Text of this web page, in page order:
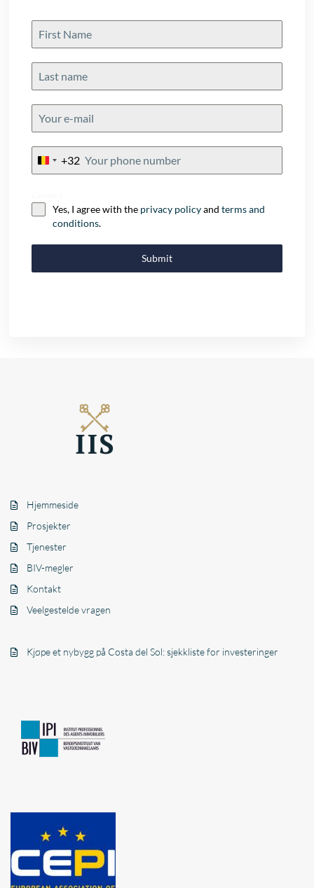
Belgium
+32
Yes, I agree with the privacy policyandterms and
conditions.
Submit
Hjemmeside
Prosjekter
Tjenester
BIV-megler
Kontakt
Veelgestelde vragen
Kjøpe et nybygg på Costa del Sol: sjekkliste for investeringer